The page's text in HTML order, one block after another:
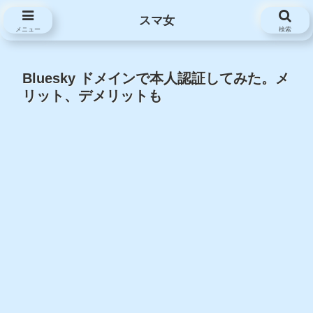
スマ女
Bluesky ドメインで本人認証してみた。メ
リット、デメリットも
メニュー
スマ女
検索